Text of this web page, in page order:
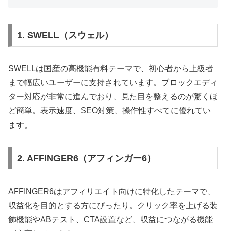
1. SWELL（スウェル）
SWELLは国産の高機能有料テーマで、初心者から上級者
まで幅広いユーザーに支持されています。ブロックエディ
ター対応が非常に進んでおり、見た目を整えるのが驚くほ
ど簡単。表示速度、SEO対策、操作性すべてに優れてい
ます。
2. AFFINGER6（アフィンガー6）
AFFINGER6はアフィリエイト向けに特化したテーマで、
収益化を目的とする方にぴったり。クリック率を上げる装
飾機能やABテスト、CTA設置など、収益につながる機能